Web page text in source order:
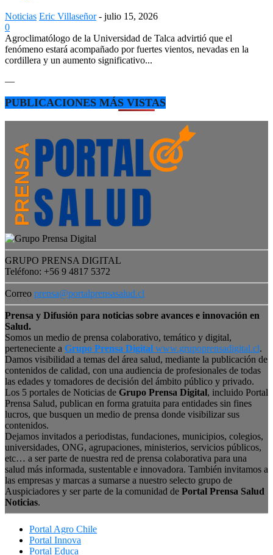
Noticias Eric Villaseñor - julio 15, 2026
0
Agroclimatólogo de la Universidad de Talca advirtió que el
fenómeno estará acompañado por fuertes vientos, nevadas en la
cordillera y un aumento significativo...
—
PUBLICACIONES MÁS VISTAS
GRUPO PRENSA DIGITAL
Teléfono: +56 9 4817 5372
Correo prensa@portalprensasalud.cl
Prensa y Difusión para noticias sobre avances e innovación en
Salud.
Somos un medio de prensa colaborativo, temático y digital,
perteneciente a Grupo Prensa Digital www.grupoprensadigital.cl.
Damos visibilidad a temas del área salud, mediante la publicación de
contenidos de calidad, con una audiencia de profesionales de todas
las edades y tomadores de decisión del ámbito público y privado.
Los 5 portales de Noticias de Grupo Prensa Digital, incluido Portal
Prensa Salud, publican en forma gratuita para entidades sin fines
lucros, que busquen un medio de prensa donde visibilizar sus
contenidos.
Dejamos invitados a periodistas, fundaciones, municipios, colegios,
universidades, ONG, agrupaciones, ministerios, servicios públicos,
etc… a ser parte de nuestra red de prensa colaborativa para una
salud más informada, sustentable e innovadora. También invitamos a
las empresas y marcas a sumarse a nuestro selecto grupo de
Auspiciadores y ser parte de la comunidad de Portal Prensa Salud
Noticias.
Portal Agro Chile
Portal Innova
Portal Educa